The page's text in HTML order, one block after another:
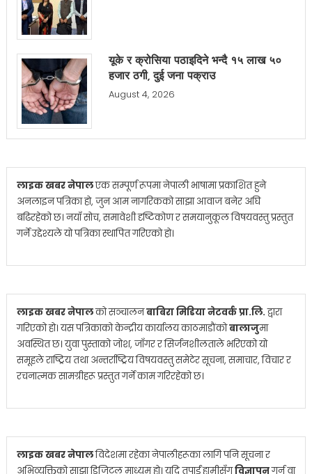
यूके र क्रोसिया पठाइदिने भन्दै १५ लाख ५०
हजार ठगी, दुई जना पक्राउ
August 4, 2026
लाइक खबर नेपालएक सम्पूर्ण रूपमा नेपाली भाषामा प्रकाशित हुने
अनलाइन पत्रिका हो, जुन आम नागरिकको साझा आवाज बनेर अघि
बढिरहेको छ। नयाँ सोच, समावेशी दृष्टिकोण र समयानुकूल विषयवस्तु प्रस्तुत
गर्ने उद्देश्यले यो पत्रिका स्थापित गरिएको हो।
लाइक खबर नेपालको सञ्चालनबाबिरा मिडिया नेटवर्क प्रा.लि.द्वारा
गरिएको हो। यस पत्रिकाको केन्द्रीय कार्यालय काठमाडौंकोबालाजुमा
अवस्थित छ। युवा पुस्ताको जोश, जाँगर र सिर्जनशीलताले भरिएको यो
समूहले राष्ट्रिय तथा अन्तर्राष्ट्रिय विषयवस्तु समेटेर सूचना, समाचार, विचार र
रचनात्मक सामग्रीहरू प्रस्तुत गर्ने काम गरिरहेको छ।
लाइक खबर नेपालविदेशमा रहेका नेपालीहरूका लागि पनि सूचना र
अभिव्यक्तिको साझा डिजिटल माध्यम हो। यदि तपाईं हामीसँगविज्ञापनगर्न वा